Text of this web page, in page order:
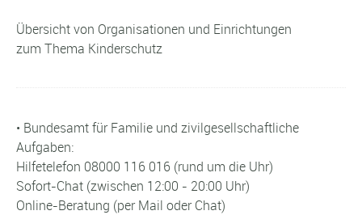
Übersicht von Organisationen und Einrichtungen
zum Thema Kinderschutz
• Bundesamt für Familie und zivilgesellschaftliche
Aufgaben:
Hilfetelefon 08000 116 016 (rund um die Uhr)
Sofort-Chat (zwischen 12:00 - 20:00 Uhr)
Online-Beratung (per Mail oder Chat)